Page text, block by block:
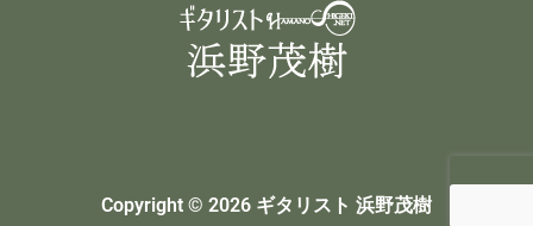
Copyright © 2026 ギタリスト 浜野茂樹